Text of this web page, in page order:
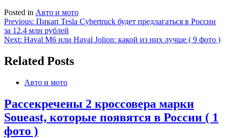
Posted in Авто и мото
Навигация
по
Previous: Пикап Tesla Cybertruck будет предлагаться в России
за 12.4 млн рублей
Next: Haval M6 или Haval Jolion: какой из них лучше ( 9 фото )
Related Posts
Авто и мото
Рассекречены 2 кроссовера марки
Soueast, которые появятся в России ( 1
фото )